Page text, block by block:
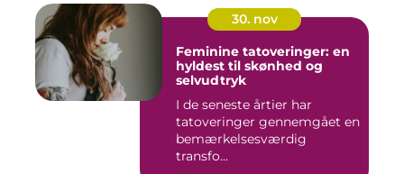
30. nov
Feminine tatoveringer: en
hyldest til skønhed og
selvudtryk
I de seneste årtier har
tatoveringer gennemgået en
bemærkelsesværdig
transfo...